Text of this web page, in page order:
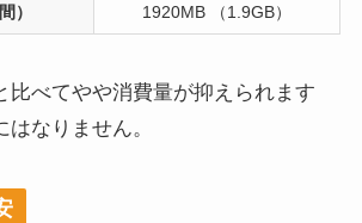
） 1920MB （1.9GB）
比べてやや消費量が抑えられます
なりません。